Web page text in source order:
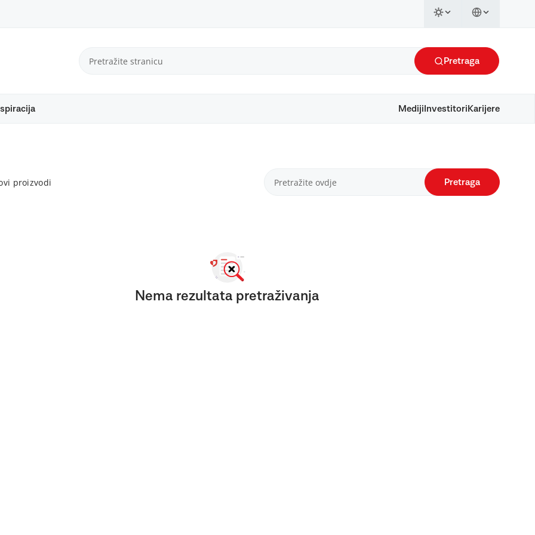
Pretraga
Mediji Investitori Karijere
proizvodi Pretraga
Nema rezultata pretraživanja